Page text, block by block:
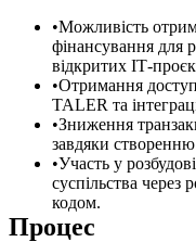
Можливість
фінансування для
відкритих ІТ-
Отримання
TALER та
Зниження
завдяки
Участь у
суспільства через
кодом.
Процес